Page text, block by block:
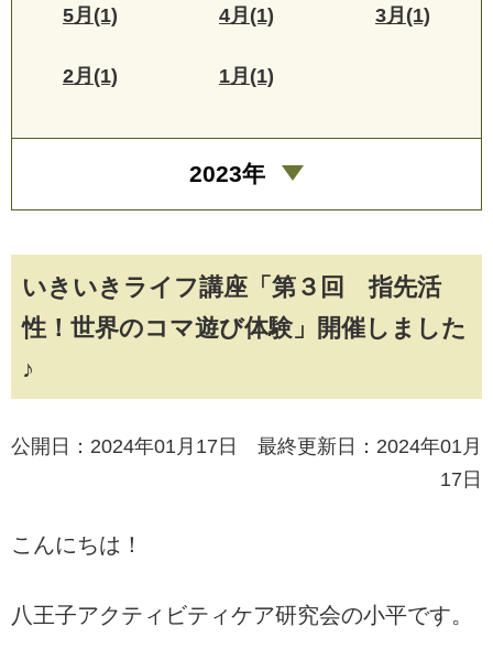
いきいきライフ講座「第３回 指先活
性！世界のコマ遊び体験」開催しました
♪
公開日：2024年01月17日 最終更新日：2024年01月
17日
こんにちは！
八王子アクティビティケア研究会の小平です。
5月(1) 4月(1) 3月(1)
2月(1) 1月(1)
2023年